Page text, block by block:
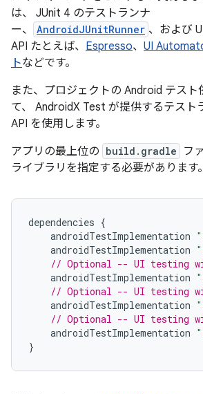
は、 JUnit 4 のテストランナ
ー、
AndroidJUnitRunner 、および
API たとえば、 Espresso、 UI
トなどです。
また、プロジェクトの Android テスト
て、 AndroidX Test が提供するテスト
API を使用します。
アプリの最上位の build.gradle
フ
ライブラリを指定する必要があります
dependencies {
androidTestImplementation
androidTestImplementation
// Optional -- UI testing
androidTestImplementation
// Optional -- UI testing
androidTestImplementation
// Optional -- UI testing
androidTestImplementation
}